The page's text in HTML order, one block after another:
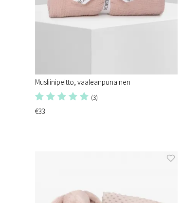
Musliinipeitto, vaaleanpunainen
(3)
€33